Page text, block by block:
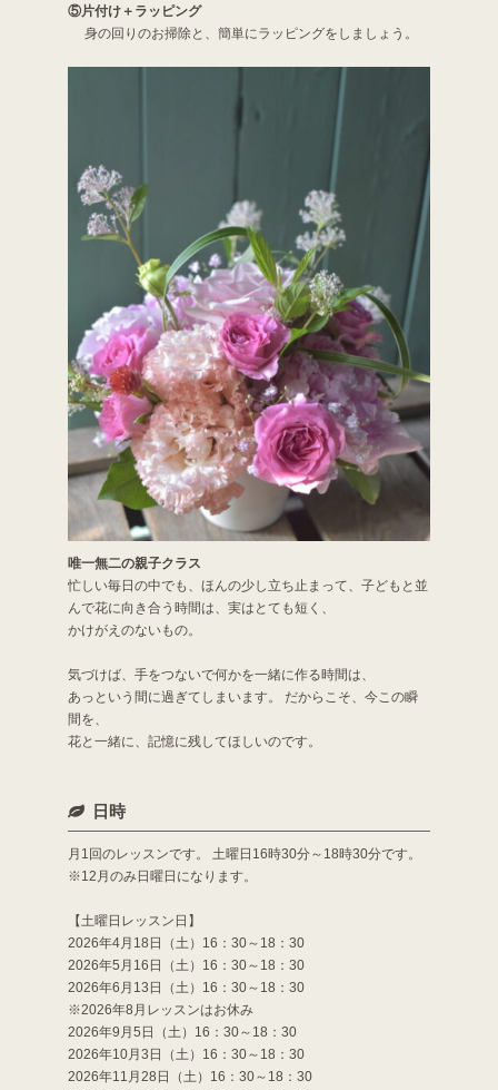
⑤片付け＋ラッピング
身の回りのお掃除と、簡単にラッピングをしましょう。
唯一無二の親子クラス
忙しい毎日の中でも、ほんの少し立ち止まって、子どもと並
んで花に向き合う時間は、実はとても短く、
かけがえのないもの。
気づけば、手をつないで何かを一緒に作る時間は、
あっという間に過ぎてしまいます。 だからこそ、今この瞬
間を、
花と一緒に、記憶に残してほしいのです。
日時
月1回のレッスンです。 土曜日16時30分～18時30分です。
※12月のみ日曜日になります。
【土曜日レッスン日】
2026年4月18日（土）16：30～18：30
2026年5月16日（土）16：30～18：30
2026年6月13日（土）16：30～18：30
※2026年8月レッスンはお休み
2026年9月5日（土）16：30～18：30
2026年10月3日（土）16：30～18：30
2026年11月28日（土）16：30～18：30